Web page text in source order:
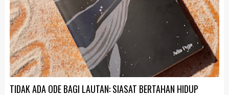
TIDAK ADA ODE BAGI LAUTAN: SIASAT BERTAHAN HIDUP